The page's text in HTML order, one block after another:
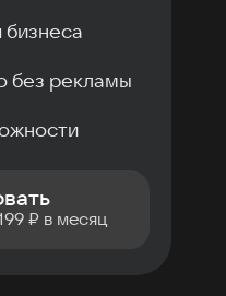
без рекламы
₽ в месяц